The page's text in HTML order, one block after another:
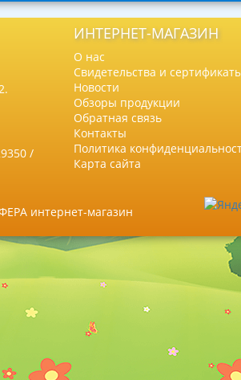
/
ИНТЕРНЕТ-МАГАЗИН
О нас
Свидетельства и
Новости
Обзоры продукции
Обратная связь
Контакты
Политика
Карта сайта
интернет-магазин